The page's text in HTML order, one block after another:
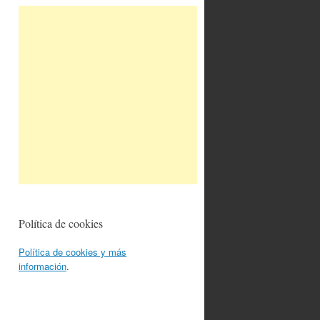
Política de cookies
Política de cookies y más
información.